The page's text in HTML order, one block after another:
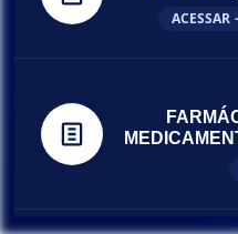
ACESSAR